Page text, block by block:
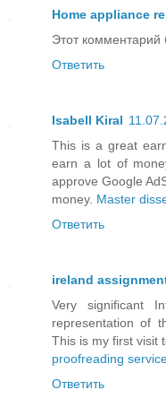
Home appliance
Этот комментарий
Ответить
Isabell Kiral
This is a great
earn a lot of
approve Google
money. Master
Ответить
ireland
Very significant
representation of
This is my first visit
proofreading
Ответить